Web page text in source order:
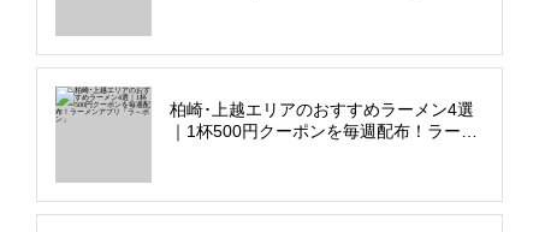
柏崎･上越エリアのおすすめラーメン4選
｜1杯500円クーポンを毎週配布！ラーメ